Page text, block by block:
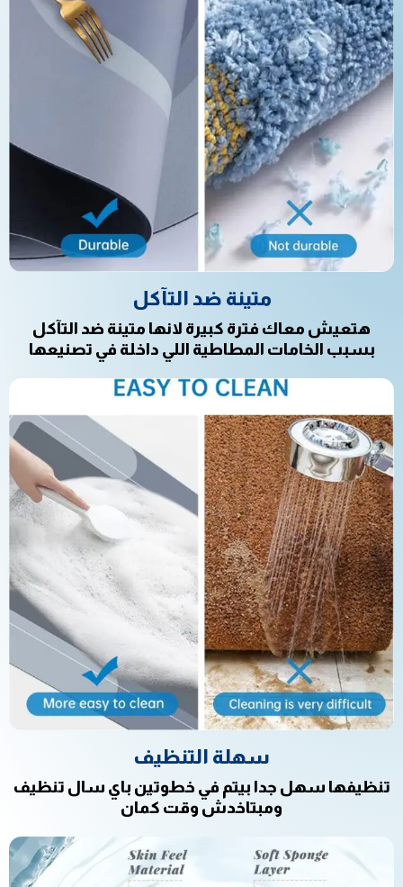
متينة ضد التآكل
هتعيش معاك فترة كبيرة لانها متينة ضد التآكل
بسبب الخامات المطاطية اللي داخلة في تصنيعها
سهلة التنظيف
تنظيفها سهل جدا بيتم في خطوتين باي سال تنظيف
ومبتاخدش وقت كمان